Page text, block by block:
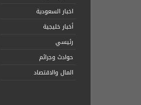
اخبار السعودية
أخبار خليجية
رئيسي
حوادث وجرائم
المال والاقتصاد